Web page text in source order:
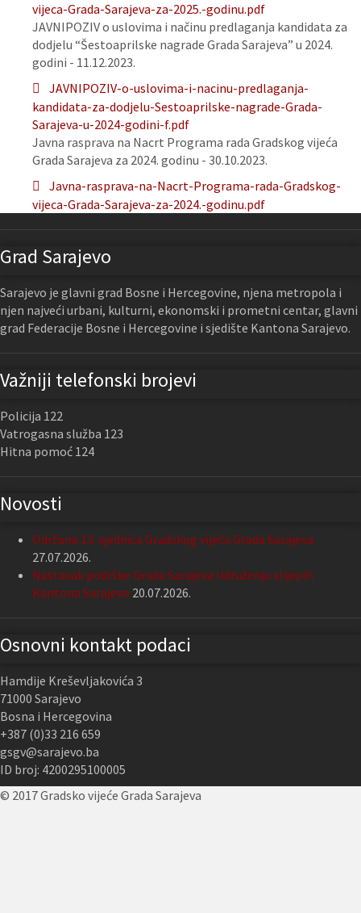
vijeca-Grada-Sarajeva-za-2025.-godinu.pdf
JAVNIPOZIV o uslovima i načinu predlaganja kandidata za
dodjelu “Šestoaprilske nagrade Grada Sarajeva” u 2024.
godini - 11.12.2023.
JAVNIPOZIV-o-uslovima-i-nacinu-predlaganja-
kandidata-za-dodjelu-Sestoaprilske-nagrade-Grada-
Sarajeva-u-2024-godini-f.pdf
Javna rasprava na Nacrt Programa rada Gradskog vijeća
Grada Sarajeva za 2024. godinu - 30.10.2023.
Javna-rasprava-na-Nacrt-Programa-rada-Gradskog-
vijeca-Grada-Sarajeva-za-2024.-godinu.pdf
Grad Sarajevo
Sarajevo je glavni grad Bosne i Hercegovine, njena metropola i
njen najveći urbani, kulturni, ekonomski i prometni centar, glavni
grad Federacije Bosne i Hercegovine i sjedište Kantona Sarajevo.
Važniji telefonski brojevi
Policija 122
Vatrogasna služba 123
Hitna pomoć 124
Novosti
Održana 13. sjednica Gradskog vijeća Grada Sarajeva
27.07.2026.
Nastavak podrške Grada Sarajeva Udruženju slijepih
Kantona Sarajevo 20.07.2026.
Osnovni kontakt podaci
Hamdije Kreševljakovića 3
71000 Sarajevo
Bosna i Hercegovina
+387 (0)33 216 659
gsgv@sarajevo.ba
ID broj: 4200295100005
© 2017 Gradsko vijeće Grada Sarajeva